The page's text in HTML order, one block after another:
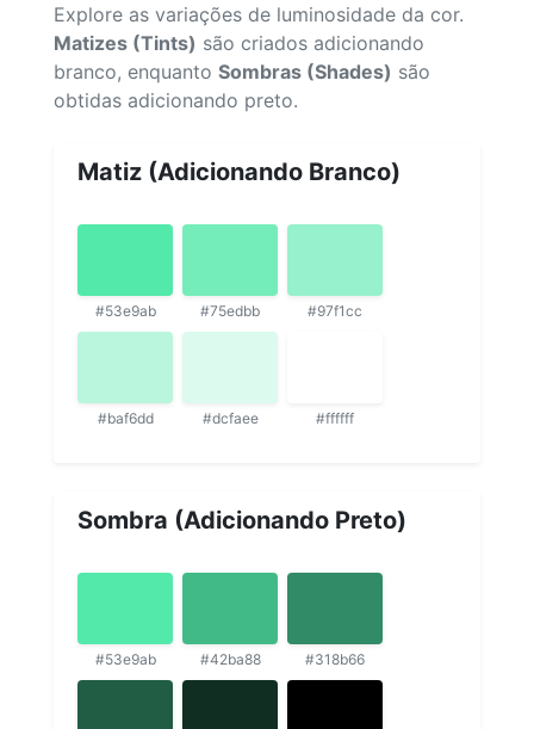
Explore as variações de luminosidade da cor.
Matizes (Tints) são criados adicionando
branco, enquanto Sombras (Shades) são
obtidas adicionando preto.
Matiz (Adicionando Branco)
#53e9ab #75edbb #97f1cc
#baf6dd #dcfaee #ffffff
Sombra (Adicionando Preto)
#53e9ab #42ba88 #318b66